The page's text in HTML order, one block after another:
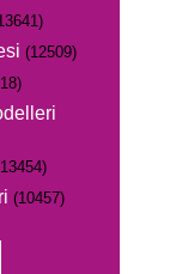
(12509)
(10457)